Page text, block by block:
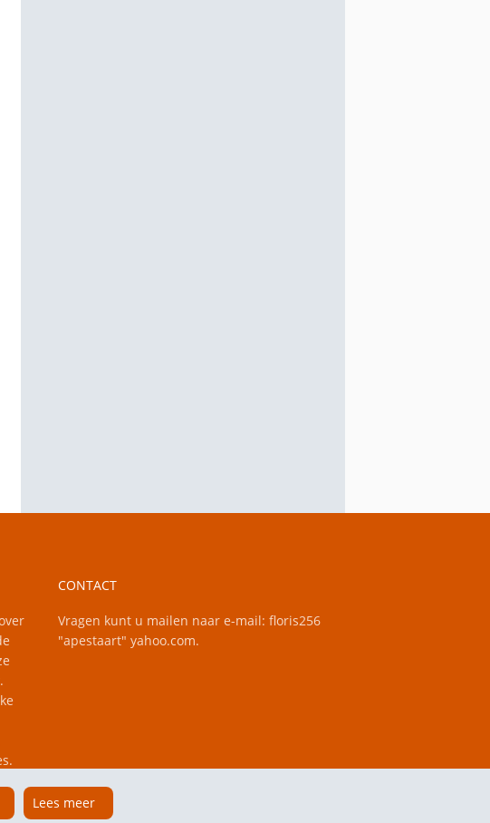
CONTACT
Vragen kunt u mailen naar e-mail: floris256
"apestaart" yahoo.com.
Lees meer